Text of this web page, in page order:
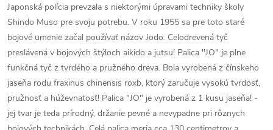
Japonská polícia prevzala s niektorými úpravami techniky školy
Shindo Muso pre svoju potrebu. V roku 1955 sa pre toto staré
bojové umenie začal používať názov Jodo. Celodrevená tyč
preslávená v bojových štýloch aikido a jutsu! Palica "JO" je plne
funkčná tyč z tvrdého a pružného dreva. Bola vyrobená z čínskeho
jaseňa rodu fraxinus chinensis roxb, ktorý zaručuje vysokú tvrdosť,
pružnosť a húževnatosť! Palica "JO" je vyrobená z 1 kusu jaseňa! -
jej tvar je teda prírodný, držanie pevné a nevypadne pri rôznych